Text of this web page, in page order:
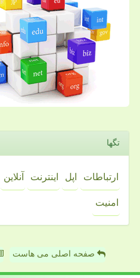
تگها
ارتباطات اپل اینترنت آنلاین
امنیت
صفحه اصلی می هاست